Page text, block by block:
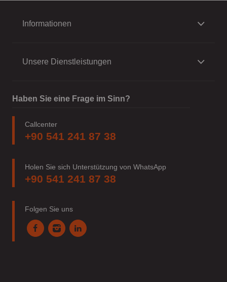
Informationen
Unsere Dienstleistungen
Haben Sie eine Frage im Sinn?
Callcenter
+90 541 241 87 38
Holen Sie sich Unterstützung von WhatsApp
+90 541 241 87 38
Folgen Sie uns